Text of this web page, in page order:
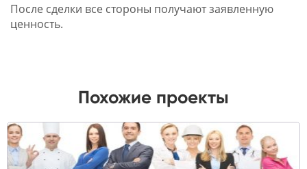
После сделки все стороны получают заявленную
ценность.
Похожие проекты